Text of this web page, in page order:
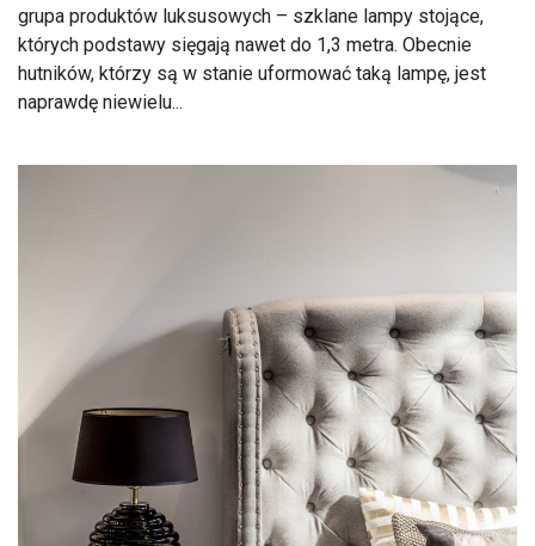
grupa produktów luksusowych – szklane lampy stojące,
których podstawy sięgają nawet do 1,3 metra. Obecnie
hutników, którzy są w stanie uformować taką lampę, jest
naprawdę niewielu...